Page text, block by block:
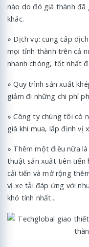
nào do đó giá thành đã
khác.
» Dịch vụ: cung cấp
mọi tỉnh thành trên cả
nhanh chóng, tốt nhất
» Quy trình sản xuất
giảm đi những chi phí
» Công ty chúng tôi có
giá khi mua, lắp định vị
» Thêm một điều nữa
thuật sản xuất tiên tiến
cải tiến và mở rộng
vị xe tải đáp ứng với
khó tính nhất...